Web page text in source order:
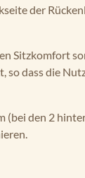
der
Sitzkomfort
so dass die
(bei den 2